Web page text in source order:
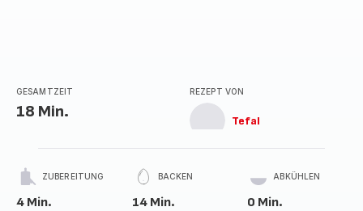
GESAMTZEIT
18 Min.
REZEPT VON
Tefal
ZUBEREITUNG
4 Min.
BACKEN
14 Min.
ABKÜHLEN
0 Min.